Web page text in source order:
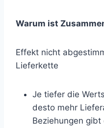
Warum ist
Effekt nicht
Lieferkette
Je tiefer die
desto mehr
Beziehungen